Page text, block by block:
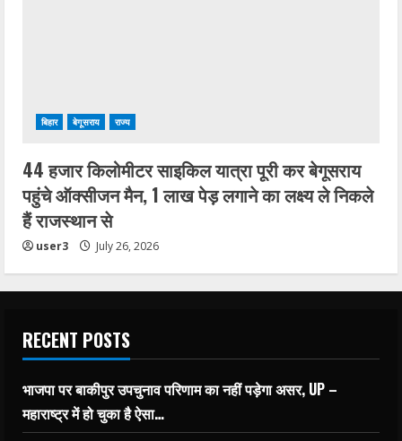
बिहार बेगूसराय राज्य
44 हजार किलोमीटर साइकिल यात्रा पूरी कर बेगूसराय
पहुंचे ऑक्सीजन मैन, 1 लाख पेड़ लगाने का लक्ष्य ले निकले
हैं राजस्थान से
user3 July 26, 2026
RECENT POSTS
भाजपा पर बाकीपुर उपचुनाव परिणाम का नहीं पड़ेगा असर, UP –
महाराष्ट्र में हो चुका है ऐसा…